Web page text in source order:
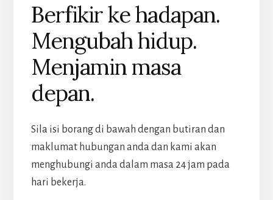
Berfikir ke hadapan.
Mengubah hidup.
Menjamin masa
depan.
Sila isi borang di bawah dengan butiran dan
maklumat hubungan anda dan kami akan
menghubungi anda dalam masa 24 jam pada
hari bekerja.